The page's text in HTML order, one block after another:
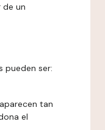
un
pueden ser:
tan
el